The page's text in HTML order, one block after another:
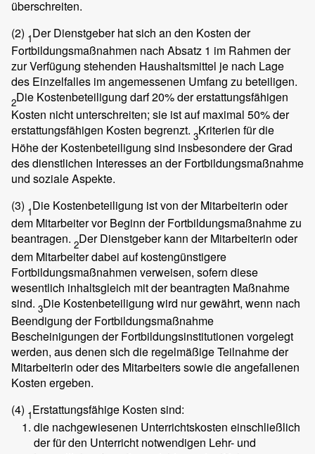
überschreiten.
(2) 1Der Dienstgeber hat sich an den Kosten der
Fortbildungsmaßnahmen nach Absatz 1 im Rahmen der
zur Verfügung stehenden Haushaltsmittel je nach Lage
des Einzelfalles im angemessenen Umfang zu beteiligen.
2Die Kostenbeteiligung darf 20% der erstattungsfähigen
Kosten nicht unterschreiten; sie ist auf maximal 50% der
erstattungsfähigen Kosten begrenzt. 3Kriterien für die
Höhe der Kostenbeteiligung sind insbesondere der Grad
des dienstlichen Interesses an der Fortbildungsmaßnahme
und soziale Aspekte.
(3) 1Die Kostenbeteiligung ist von der Mitarbeiterin oder
dem Mitarbeiter vor Beginn der Fortbildungsmaßnahme zu
beantragen. 2Der Dienstgeber kann der Mitarbeiterin oder
dem Mitarbeiter dabei auf kostengünstigere
Fortbildungsmaßnahmen verweisen, sofern diese
wesentlich inhaltsgleich mit der beantragten Maßnahme
sind. 3Die Kostenbeteiligung wird nur gewährt, wenn nach
Beendigung der Fortbildungsmaßnahme
Bescheinigungen der Fortbildungsinstitutionen vorgelegt
werden, aus denen sich die regelmäßige Teilnahme der
Mitarbeiterin oder des Mitarbeiters sowie die angefallenen
Kosten ergeben.
(4) 1Erstattungsfähige Kosten sind:
die nachgewiesenen Unterrichtskosten einschließlich
der für den Unterricht notwendigen Lehr- und